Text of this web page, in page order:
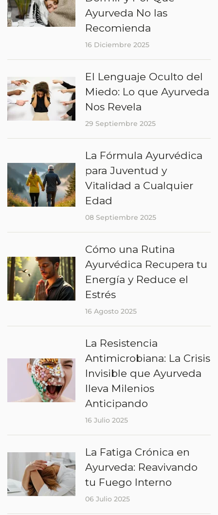
Ayurveda No las
Recomienda
16 Diciembre 2025
El Lenguaje Oculto del
Miedo: Lo que Ayurveda
Nos Revela
29 Septiembre 2025
La Fórmula Ayurvédica
para Juventud y
Vitalidad a Cualquier
Edad
08 Septiembre 2025
Cómo una Rutina
Ayurvédica Recupera tu
Energía y Reduce el
Estrés
16 Agosto 2025
La Resistencia
Antimicrobiana: La Crisis
Invisible que Ayurveda
lleva Milenios
Anticipando
16 Julio 2025
La Fatiga Crónica en
Ayurveda: Reavivando
tu Fuego Interno
06 Julio 2025